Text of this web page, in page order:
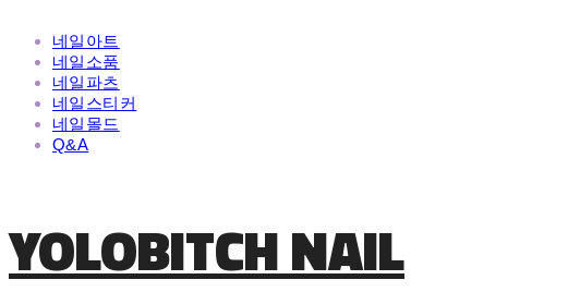
네일아트
네일소품
네일파츠
네일스티커
네일몰드
Q&A
YOLOBITCH NAIL